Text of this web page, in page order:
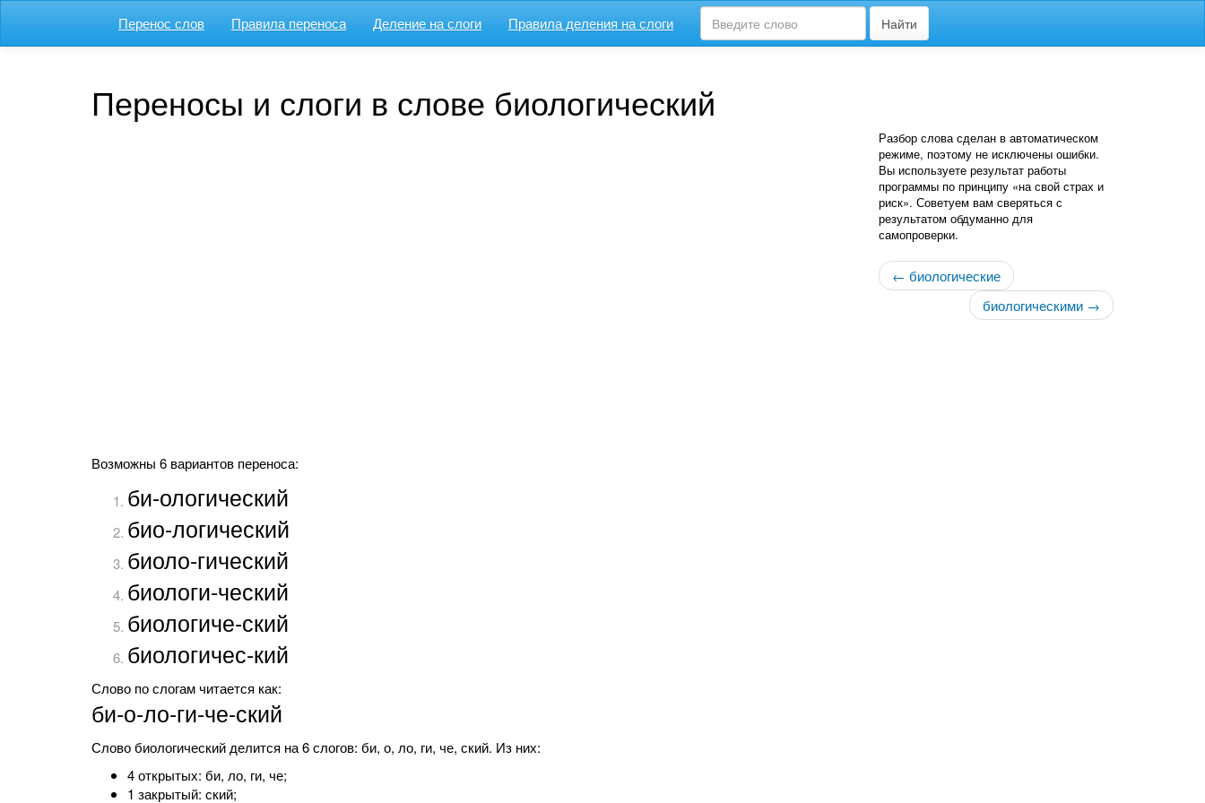
Перенос слов Правила переноса Деление на слоги Правила деления на слоги Найти
Переносы и слоги в слове биологический
Возможны 6 вариантов переноса:
би-ологический
био-логический
биоло-гический
биологи-ческий
биологиче-ский
биологичес-кий
Слово по слогам читается как:
би-о-ло-ги-че-ский
Слово биологический делится на 6 слогов: би, о, ло, ги, че, ский. Из них:
4 открытых: би, ло, ги, че;
1 закрытый: ский;
Разбор слова сделан в автоматическом
режиме, поэтому не исключены ошибки.
Вы используете результат работы
программы по принципу «на свой страх и
риск». Советуем вам сверяться с
результатом обдуманно для
самопроверки.
← биологические
биологическими →